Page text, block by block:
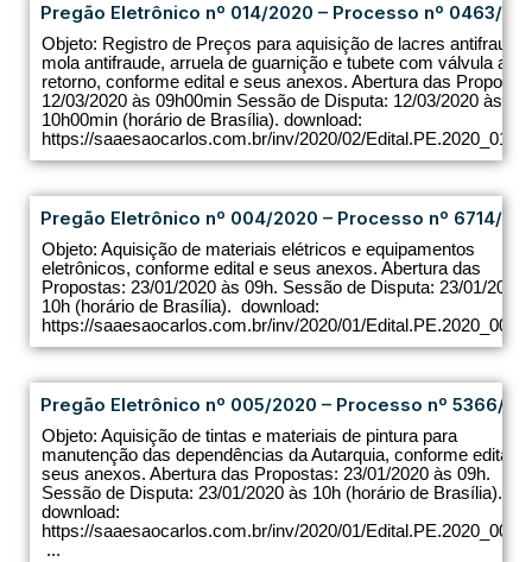
Pregão Eletrônico nº 014/2020 – Processo nº 0463/
Objeto: Registro de Preços para aquisição de lacres antifraude,
mola antifraude, arruela de guarnição e tubete com válvula anti
retorno, conforme edital e seus anexos. Abertura das
12/03/2020 às 09h00min Sessão de Disputa: 12/03/2020 às
10h00min (horário de Brasília). download:
https://saaesaocarlos.com.br/inv/2020/02/
Pregão Eletrônico nº 004/2020 – Processo nº 6714/
Objeto: Aquisição de materiais elétricos e equipamentos
eletrônicos, conforme edital e seus anexos. Abertura das
Propostas: 23/01/2020 às 09h. Sessão de Disputa: 23/01/2020
10h (horário de Brasília). download:
https://saaesaocarlos.com.br/inv/2020/01/
Pregão Eletrônico nº 005/2020 – Processo nº 5366/
Objeto: Aquisição de tintas e materiais de pintura para
manutenção das dependências da Autarquia, conforme edital e
seus anexos. Abertura das Propostas: 23/01/2020 às 09h.
Sessão de Disputa: 23/01/2020 às 10h (horário de Brasília).
download:
https://saaesaocarlos.com.br/inv/2020/01/
...